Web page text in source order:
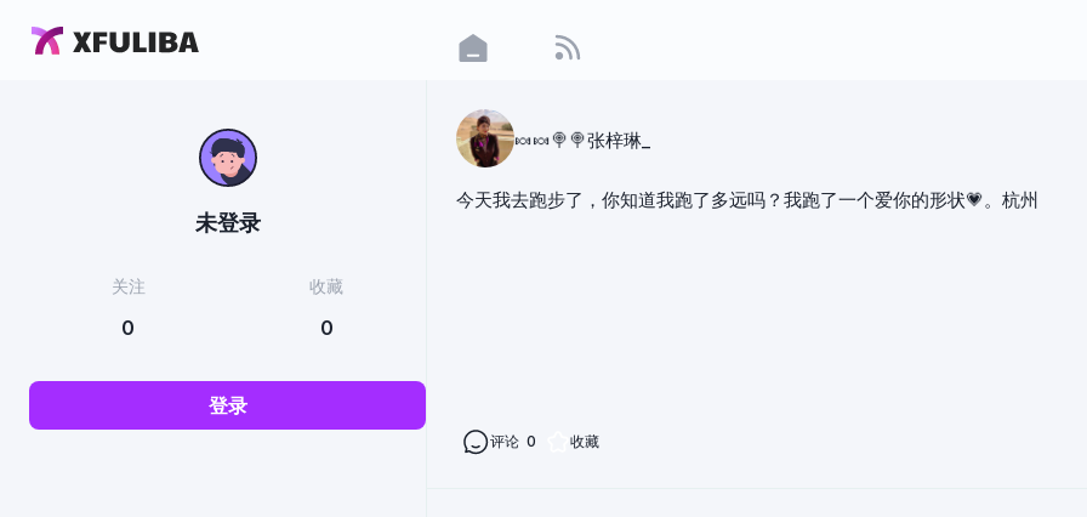
未登录
关注
0
收藏
0
登录
🍬🍬🍭🍭张梓琳_
今天我去跑步了，你知道我跑了多远吗？我跑了一个爱你的形状💗。杭州
评论 0 收藏